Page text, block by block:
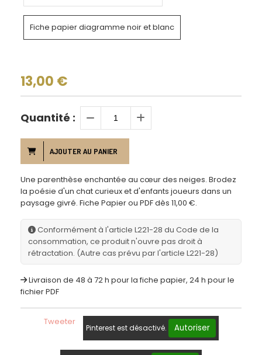
Fiche papier diagramme noir et blanc
13,00 €
Quantité :
AJOUTER AU PANIER
Une parenthèse enchantée au cœur des neiges. Brodez
la poésie d'un chat curieux et d'enfants joueurs dans un
paysage givré. Fiche Papier ou PDF dès 11,00 €.
Conformément à l'article L221-28 du Code de la
consommation, ce produit n'ouvre pas droit à
rétractation. (Autre cas prévu par l'article L221-28)
Livraison de 48 à 72 h pour la fiche papier, 24 h pour le
fichier PDF
Tweeter
Pinterest est désactivé. Autoriser